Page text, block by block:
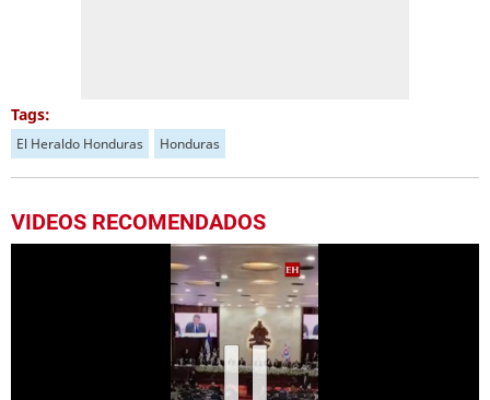
Tags:
El Heraldo Honduras Honduras
VIDEOS RECOMENDADOS